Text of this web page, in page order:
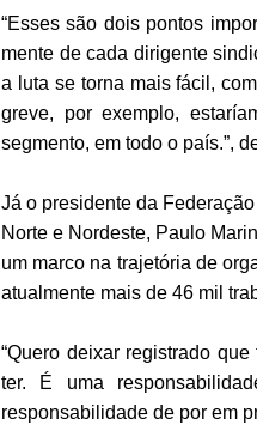
“Esses são dois pontos
mente de cada dirigente
a luta se torna mais fácil,
greve, por exemplo,
segmento, em todo o país.”,
Já o presidente da
Norte e Nordeste, Paulo
um marco na trajetória de
atualmente mais de 46 mil
“Quero deixar registrado
ter. É uma
responsabilidade de por em